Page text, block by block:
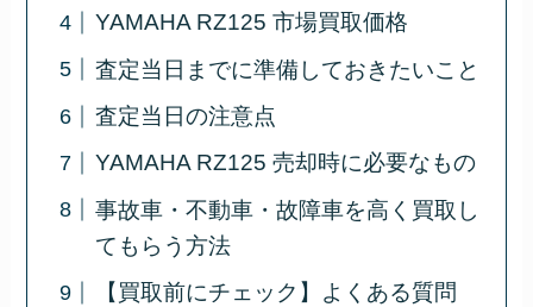
YAMAHA RZ125 市場買取価格
査定当日までに準備しておきたいこと
査定当日の注意点
YAMAHA RZ125 売却時に必要なもの
事故車・不動車・故障車を高く買取し
てもらう方法
【買取前にチェック】よくある質問